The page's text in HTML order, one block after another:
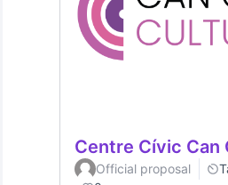
Centre Cívic Can
Official proposal